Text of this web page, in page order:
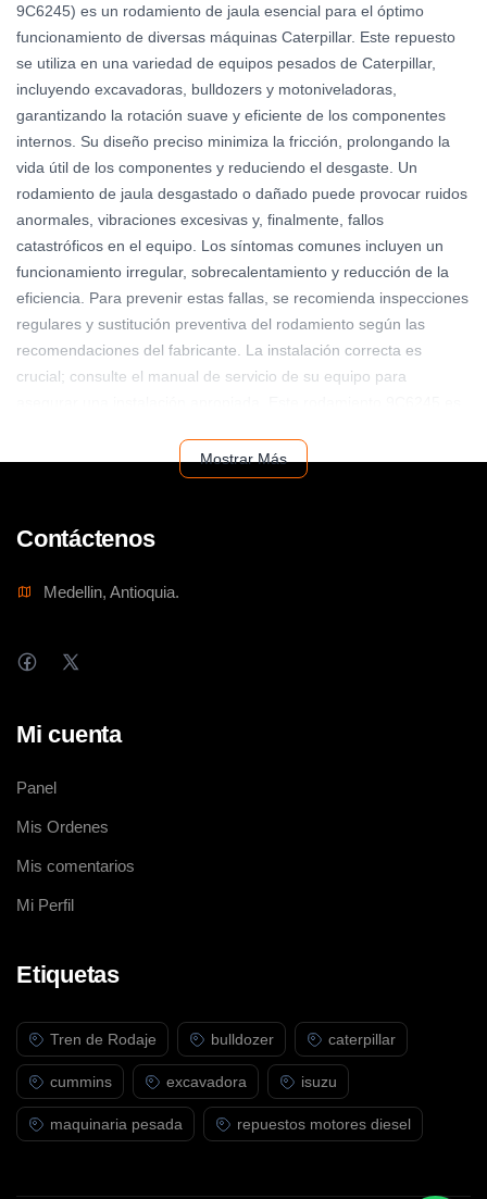
9C6245) es un rodamiento de jaula esencial para el óptimo
funcionamiento de diversas máquinas Caterpillar. Este repuesto
se utiliza en una variedad de equipos pesados de Caterpillar,
incluyendo excavadoras, bulldozers y motoniveladoras,
garantizando la rotación suave y eficiente de los componentes
internos. Su diseño preciso minimiza la fricción, prolongando la
vida útil de los componentes y reduciendo el desgaste. Un
rodamiento de jaula desgastado o dañado puede provocar ruidos
anormales, vibraciones excesivas y, finalmente, fallos
catastróficos en el equipo. Los síntomas comunes incluyen un
funcionamiento irregular, sobrecalentamiento y reducción de la
eficiencia. Para prevenir estas fallas, se recomienda inspecciones
regulares y sustitución preventiva del rodamiento según las
recomendaciones del fabricante. La instalación correcta es
crucial; consulte el manual de servicio de su equipo para
compatibilidad con su equipo antes de realizar la compra. Para
un rendimiento óptimo, utilice siempre lubricantes recomendados
Mostrar Más
Contáctenos
Medellin, Antioquia.
Mi cuenta
Panel
Mis Ordenes
Mis comentarios
Mi Perfil
Etiquetas
Tren de Rodaje bulldozer caterpillar
cummins excavadora isuzu
maquinaria pesada repuestos motores diesel